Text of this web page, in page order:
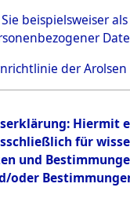
Kommentar
Daten über
und
beispielsweiser
der Arolsen
Hiermit
für
und
oder